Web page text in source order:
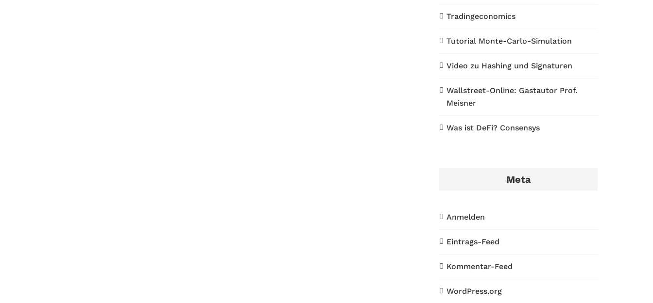
Tradingeconomics
Tutorial Monte-Carlo-Simulation
Video zu Hashing und Signaturen
Wallstreet-Online: Gastautor Prof.
Meisner
Was ist DeFi? Consensys
Meta
Anmelden
Eintrags-Feed
Kommentar-Feed
WordPress.org